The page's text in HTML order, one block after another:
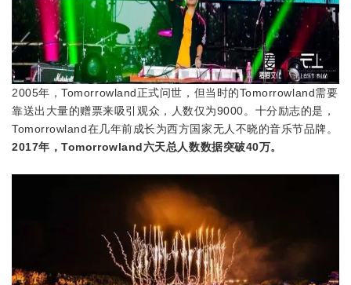
2005年，Tomorrowland正式问世，但当时的Tomorrowland需要
靠送出大量的赠票来吸引观众，人数仅为9000。十分励志的是，
Tomorrowland在几年前成长为西方国家无人不晓的音乐节品牌。
2017年，Tomorrowland六天总人数数据突破40万。